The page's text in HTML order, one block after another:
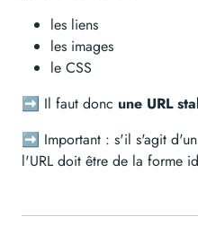
les liens
les images
le CSS
➡️ Il faut donc une URL
➡️ Important : s'il s'agit d'un
l'URL doit être de la forme